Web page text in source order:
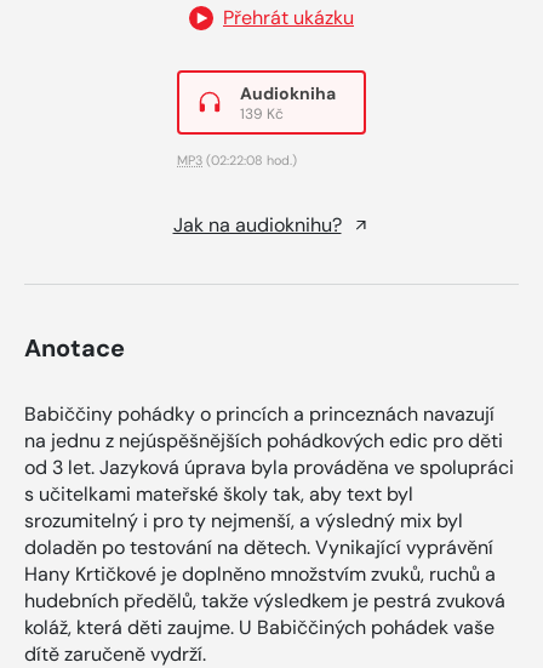
Přehrát ukázku
Audiokniha
139 Kč
MP3 (02:22:08 hod.)
Jak na audioknihu?
Anotace
Babiččiny pohádky o princích a princeznách navazují
na jednu z nejúspěšnějších pohádkových edic pro děti
od 3 let. Jazyková úprava byla prováděna ve spolupráci
s učitelkami mateřské školy tak, aby text byl
srozumitelný i pro ty nejmenší, a výsledný mix byl
doladěn po testování na dětech. Vynikající vyprávění
Hany Krtičkové je doplněno množstvím zvuků, ruchů a
hudebních předělů, takže výsledkem je pestrá zvuková
koláž, která děti zaujme. U Babiččiných pohádek vaše
dítě zaručeně vydrží.